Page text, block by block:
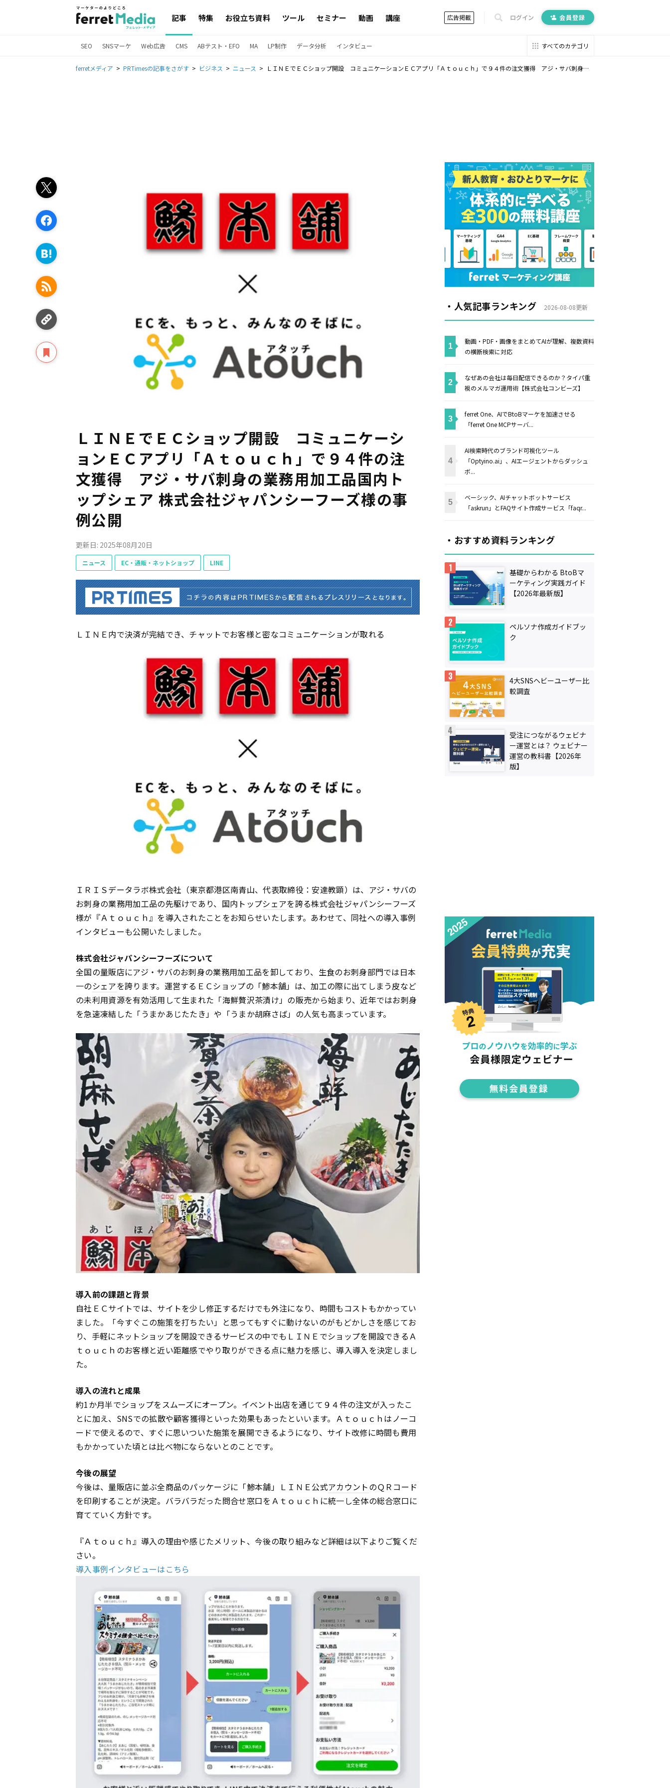
記事 特集 お役立ち資料 ツール セミナー 動画 講座 広告掲載 ログイン 会員登録
SEO SNSマーケ Web広告 CMS ABテスト・EFO MA LP制作 データ分析 インタビュー すべてのカテゴリ
ferretメディア PRTimesの記事をさがす ビジネス ニュース ＬＩＮＥでＥＣショップ開設 コミュニケーションＥＣアプリ「Ａｔｏｕｃｈ」で９４件の注文獲得 アジ・サバ刺身の業務用加工品国内トップシェア 株式会社ジャパンシーフーズ様の事例公開
ＬＩＮＥでＥＣショップ開設 コミュニケーシ
ョンＥＣアプリ「Ａｔｏｕｃｈ」で９４件の注
文獲得 アジ・サバ刺身の業務用加工品国内ト
ップシェア 株式会社ジャパンシーフーズ様の事
例公開
更新日: 2025年08月20日
ニュース EC・通販・ネットショップ LINE
ＬＩＮＥ内で決済が完結でき、チャットでお客様と密なコミュニケーションが取れる
ＩＲＩＳデータラボ株式会社（東京都港区南青山、代表取締役：安達教顕）は、アジ・サバの
お刺身の業務用加工品の先駆けであり、国内トップシェアを誇る株式会社ジャパンシーフーズ
様が『Ａｔｏｕｃｈ』を導入されたことをお知らせいたします。あわせて、同社への導入事例
インタビューも公開いたしました。
株式会社ジャパンシーフーズについて
全国の量販店にアジ・サバのお刺身の業務用加工品を卸しており、生食のお刺身部門では日本
一のシェアを誇ります。運営するＥＣショップの「鯵本舗」は、加工の際に出てしまう皮など
の未利用資源を有効活用して生まれた「海鮮贅沢茶漬け」の販売から始まり、近年ではお刺身
を急速凍結した「うまかあじたたき」や「うまか胡麻さば」の人気も高まっています。
導入前の課題と背景
自社ＥＣサイトでは、サイトを少し修正するだけでも外注になり、時間もコストもかかってい
ました。「今すぐこの施策を打ちたい」と思ってもすぐに動けないのがもどかしさを感じてお
り、手軽にネットショップを開設できるサービスの中でもＬＩＮＥでショップを開設できるＡ
ｔｏｕｃｈのお客様と近い距離感でやり取りができる点に魅力を感じ、導入導入を決定しまし
た。
導入の流れと成果
約1か月半でショップをスムーズにオープン。イベント出店を通じて９４件の注文が入ったこ
とに加え、SNSでの拡散や顧客獲得といった効果もあったといいます。Ａｔｏｕｃｈはノーコ
ードで使えるので、すぐに思いついた施策を展開できるようになり、サイト改修に時間も費用
もかかっていた頃とは比べ物にならないとのことです。
今後の展望
今後は、量販店に並ぶ全商品のパッケージに「鯵本舗」ＬＩＮＥ公式アカウントのＱＲコード
を印刷することが決定。バラバラだった問合せ窓口をＡｔｏｕｃｈに統一し全体の総合窓口に
育てていく方針です。
『Ａｔｏｕｃｈ』導入の理由や感じたメリット、今後の取り組みなど詳細は以下よりご覧くだ
さい。
導入事例インタビューはこちら
・人気記事ランキング 2026-08-08更新
動画・PDF・画像をまとめてAIが理解、複数資料
の横断検索に対応
なぜあの会社は毎日配信できるのか？タイパ重
視のメルマガ運用術【株式会社コンビーズ】
ferret One、AIでBtoBマーケを加速させる
「ferret One MCPサーバ...
AI検索時代のブランド可視化ツール
「Optyino.ai」、AIエージェントからダッシュ
ボ...
ベーシック、AIチャットボットサービス
「askrun」とFAQサイト作成サービス「faqr...
・おすすめ資料ランキング
基礎からわかる BtoBマ
ーケティング実践ガイド
【2026年最新版】
ペルソナ作成ガイドブッ
ク
4大SNSヘビーユーザー比
較調査
受注につながるウェビナ
ー運営とは？ ウェビナー
運営の教科書【2026年
版】